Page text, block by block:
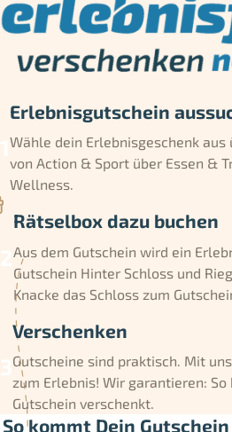
Erlebnisgutschein
Wähle dein Erlebnisgeschenk aus
von Action & Sport über Essen &
Wellness.
Rätselbox dazu buchen
Aus dem Gutschein wird ein
Gutschein Hinter Schloss und
Knacke das Schloss zum
Verschenken
Gutscheine sind praktisch. Mit
zum Erlebnis! Wir garantieren:
Gutschein verschenkt.
So kommt Dein